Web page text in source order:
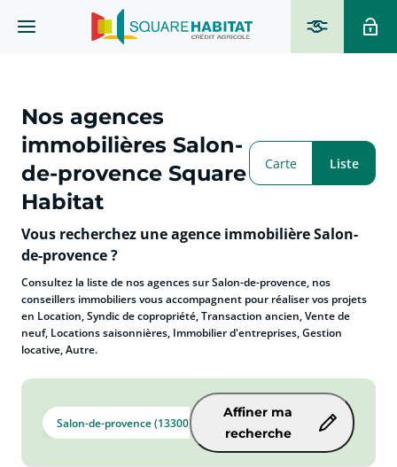
Nos agences
immobilières Salon-
de-provence Square
Habitat
Carte Liste
Vous recherchez une agence immobilière Salon-
de-provence ?
Consultez la liste de nos agences sur Salon-de-provence, nos
conseillers immobiliers vous accompagnent pour réaliser vos projets
en Location, Syndic de copropriété, Transaction ancien, Vente de
neuf, Locations saisonnières, Immobilier d'entreprises, Gestion
locative, Autre.
Salon-de-provence (13300)
Affiner ma
recherche